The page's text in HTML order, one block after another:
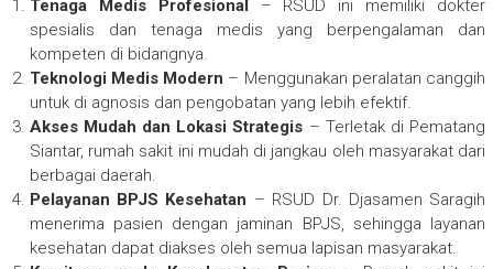
Tenaga Medis Profesional – RSUD ini memiliki dokter
spesialis dan tenaga medis yang berpengalaman dan
kompeten di bidangnya.
Teknologi Medis Modern – Menggunakan peralatan canggih
untuk di agnosis dan pengobatan yang lebih efektif.
Akses Mudah dan Lokasi Strategis – Terletak di Pematang
Siantar, rumah sakit ini mudah di jangkau oleh masyarakat dari
berbagai daerah.
Pelayanan BPJS Kesehatan – RSUD Dr. Djasamen Saragih
menerima pasien dengan jaminan BPJS, sehingga layanan
kesehatan dapat diakses oleh semua lapisan masyarakat.